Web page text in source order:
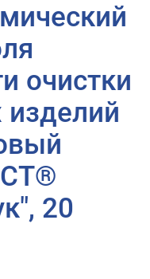
очистки
20